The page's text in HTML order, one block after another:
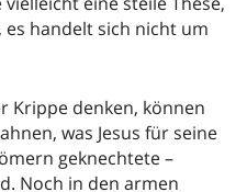
handelt sich nicht um
Krippe denken, können
was Jesus für seine
geknechtete –
Noch in den armen